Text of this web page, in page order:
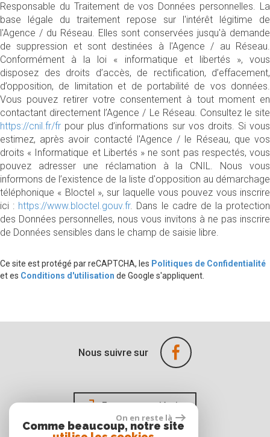
Responsable du Traitement de vos Données personnelles. La
base légale du traitement repose sur l'intérêt légitime de
l'Agence / du Réseau. Elles sont conservées jusqu'à demande
de suppression et sont destinées à l'Agence / au Réseau.
Conformément à la loi « informatique et libertés », vous
disposez des droits d’accès, de rectification, d’effacement,
d’opposition, de limitation et de portabilité de vos données.
Vous pouvez retirer votre consentement à tout moment en
contactant directement l’Agence / Le Réseau. Consultez le site
https://cnil.fr/fr pour plus d’informations sur vos droits. Si vous
estimez, après avoir contacté l'Agence / le Réseau, que vos
droits « Informatique et Libertés » ne sont pas respectés, vous
pouvez adresser une réclamation à la CNIL. Nous vous
informons de l’existence de la liste d'opposition au démarchage
téléphonique « Bloctel », sur laquelle vous pouvez vous inscrire
ici : https://www.bloctel.gouv.fr. Dans le cadre de la protection
des Données personnelles, nous vous invitons à ne pas inscrire
de Données sensibles dans le champ de saisie libre.
Ce site est protégé par reCAPTCHA, les Politiques de Confidentialité
et es Conditions d'utilisation de Google s'appliquent.
Nous suivre sur
Espace propriétaire
On en reste là
Comme beaucoup, notre site